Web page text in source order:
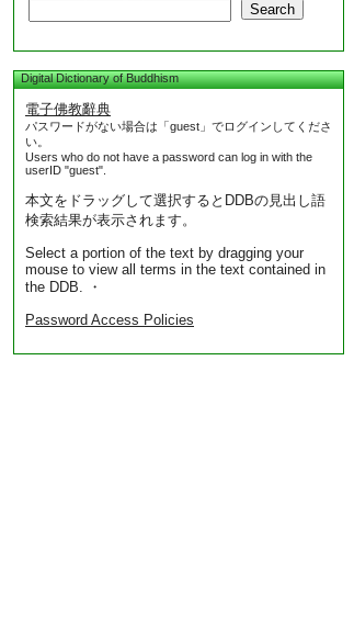
Search
Digital Dictionary of Buddhism
電子佛教辭典
パスワードがない場合は「guest」でログインしてくださ
い。
Users who do not have a password can log in with the
userID "guest".
本文をドラッグして選択するとDDBの見出し語
検索結果が表示されます。
Select a portion of the text by dragging your
mouse to view all terms in the text contained in
the DDB. ・
Password Access Policies